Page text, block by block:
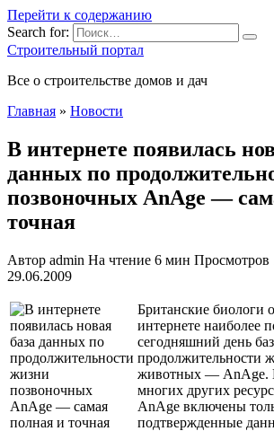
Перейти к содержанию
Search for:
Строительный портал
Все о строительстве домов и дач
Главная » Новости
В интернете появилась
данных по
позвоночных AnAge —
точная
Автор admin На чтение 6 мин Просмотров
29.06.2009
Британские биологи
интернете наиболее
сегодняшний день
продолжительности
животных — AnAge.
многих других
AnAge включены
подтвержденные